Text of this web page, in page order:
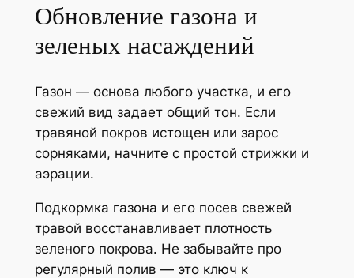
Обновление газона и
зеленых насаждений
Газон — основа любого участка, и его
свежий вид задает общий тон. Если
травяной покров истощен или зарос
сорняками, начните с простой стрижки и
аэрации.
Подкормка газона и его посев свежей
травой восстанавливает плотность
зеленого покрова. Не забывайте про
регулярный полив — это ключ к